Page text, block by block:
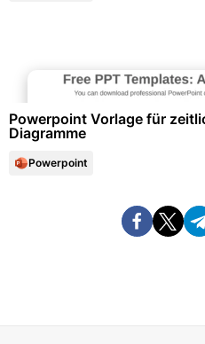
Powerpoint Vorlage für
Diagramme
Powerpoint